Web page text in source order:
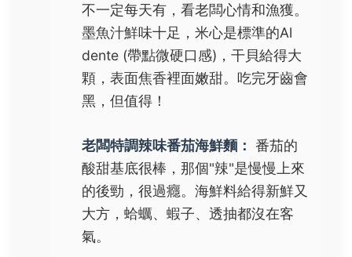
不一定每天有，看老闆心情和漁獲。
墨魚汁鮮味十足，米心是標準的Al
dente (帶點微硬口感)，干貝給得大
顆，表面焦香裡面嫩甜。吃完牙齒會
黑，但值得！
老闆特調辣味番茄海鮮麵： 番茄的
酸甜基底很棒，那個"辣"是慢慢上來
的後勁，很過癮。海鮮料給得新鮮又
大方，蛤蠣、蝦子、透抽都沒在客
氣。